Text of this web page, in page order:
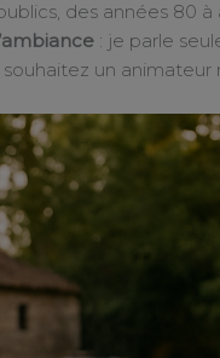
des années 80
: je parle
un